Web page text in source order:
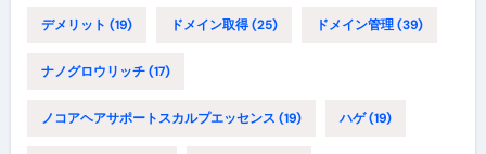
デメリット (19) ドメイン取得(25) ドメイン管理(39)
ナノグロウリッチ(17)
ノコアヘアサポートスカルプエッセンス (19) ハゲ(19)